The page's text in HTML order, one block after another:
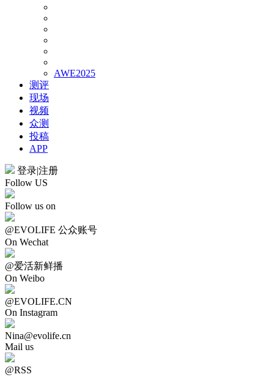
AWE2025
测评
现场
视频
众测
投稿
APP
登录|注册
Follow US
Follow us on
@EVOLIFE 公众账号
On Wechat
@爱活新鲜播
On Weibo
@EVOLIFE.CN
On Instagram
Nina@evolife.cn
Mail us
@RSS